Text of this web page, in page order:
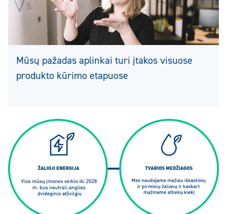
Mūsų pažadas aplinkai turi įtakos visuose
produkto kūrimo etapuose